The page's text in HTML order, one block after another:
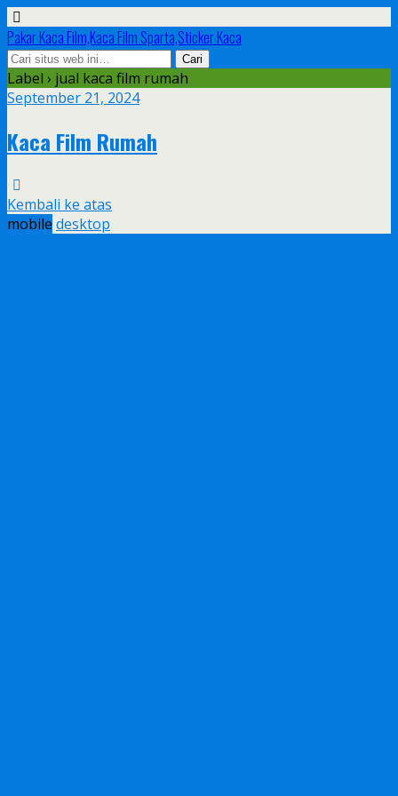
Pakar Kaca Film,Kaca Film Sparta,Sticker Kaca
Label › jual kaca film rumah
September 21, 2024
Kaca Film Rumah
Kembali ke atas
mobile desktop